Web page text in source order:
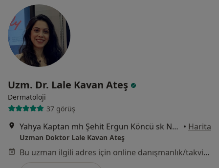
Uzm. Dr. Lale Kavan Ateş
Dermatoloji
37 görüş
Yahya Kaptan mh Şehit Ergun Köncü sk No: 9 Kat 3, Kocaeli • Harita
Uzman Doktor Lale Kavan Ateş
Bu uzman ilgili adres için online danışmanlık/takvim sunmuyor.